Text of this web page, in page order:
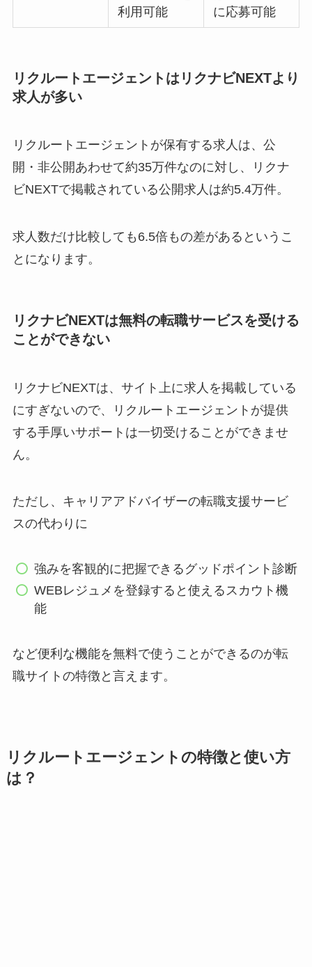
利用可能
に応募可能
リクルートエージェントはリクナビNEXTより
求人が多い
リクルートエージェントが保有する求人は、公
開・非公開あわせて約35万件なのに対し、リクナ
ビNEXTで掲載されている公開求人は約5.4万件。
求人数だけ比較しても6.5倍もの差があるというこ
とになります。
リクナビNEXTは無料の転職サービスを受ける
ことができない
リクナビNEXTは、サイト上に求人を掲載している
にすぎないので、リクルートエージェントが提供
する手厚いサポートは一切受けることができませ
ん。
ただし、キャリアアドバイザーの転職支援サービ
スの代わりに
強みを客観的に把握できるグッドポイント診断
WEBレジュメを登録すると使えるスカウト機
能
など便利な機能を無料で使うことができるのが転
職サイトの特徴と言えます。
リクルートエージェントの特徴と使い方
は？